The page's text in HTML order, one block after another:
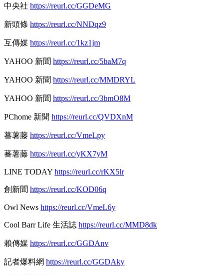
中央社 https://reurl.cc/GGDeMG
新頭條 https://reurl.cc/NNDqz9
互傳媒 https://reurl.cc/1kz1jm
YAHOO 新聞 https://reurl.cc/5baM7q
YAHOO 新聞 https://reurl.cc/MMDRYL
YAHOO 新聞 https://reurl.cc/3bmO8M
PChome 新聞 https://reurl.cc/QVDXnM
蕃薯藤 https://reurl.cc/VmeLpy
蕃薯藤 https://reurl.cc/yKX7yM
LINE TODAY https://reurl.cc/rKX5lr
創新聞 https://reurl.cc/KOD06q
Owl News https://reurl.cc/VmeL6y
Cool Barr Life 生活誌 https://reurl.cc/MMD8dk
賴傳媒 https://reurl.cc/GGDAnv
記者爆料網 https://reurl.cc/GGDAky